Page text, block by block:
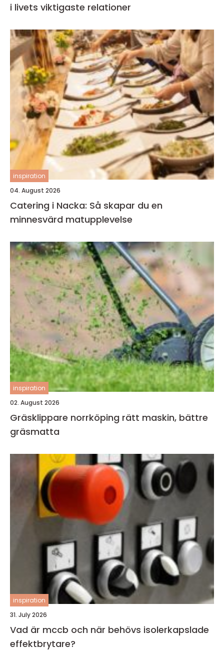
i livets viktigaste relationer
inspiration
04. August 2026
Catering i Nacka: Så skapar du en
minnesvärd matupplevelse
inspiration
02. August 2026
Gräsklippare norrköping rätt maskin, bättre
gräsmatta
inspiration
31. July 2026
Vad är mccb och när behövs isolerkapslade
effektbrytare?